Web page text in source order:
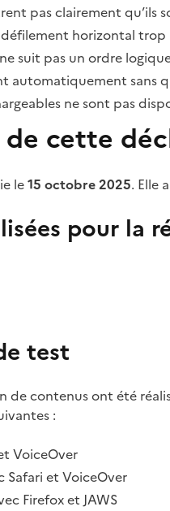
pas clairement qu’ils
horizontal
suit pas un ordre
automatiquement sans
ne sont pas
cette
le15 octobre 2025. Elle
pour la
test
contenus ont été
:
VoiceOver
Safari et VoiceOver
Firefox et JAWS